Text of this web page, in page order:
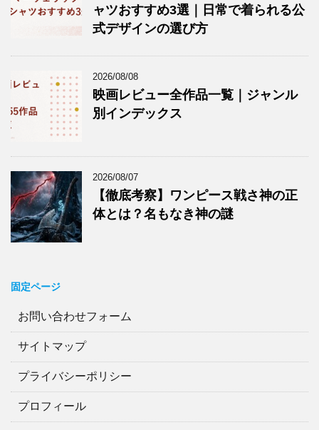
ャツおすすめ3選｜日常で着られる公
式デザインの選び方
2026/08/08
映画レビュー全作品一覧｜ジャンル
別インデックス
2026/08/07
【徹底考察】ワンピース戦さ神の正
体とは？名もなき神の謎
固定ページ
お問い合わせフォーム
サイトマップ
プライバシーポリシー
プロフィール